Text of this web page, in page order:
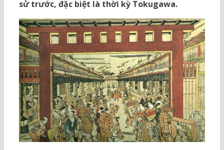
sử trước, đặc biệt là thời kỳ Tokugawa.